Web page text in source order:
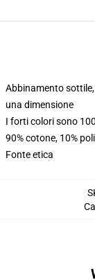
Abbinamento
una dimensione
I forti colori sono
90% cotone, 10%
Fonte etica